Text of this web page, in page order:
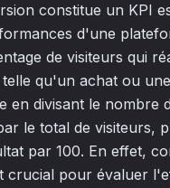
constitue un KPI
d'une
de visiteurs qui
qu'un achat ou
en divisant le nombre
le total de visiteurs,
par 100. En effet,
crucial pour évaluer